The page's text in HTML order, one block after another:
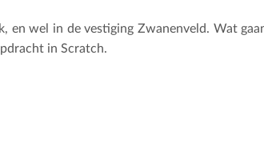
wel in de vestiging Zwanenveld. Wat
in Scratch.